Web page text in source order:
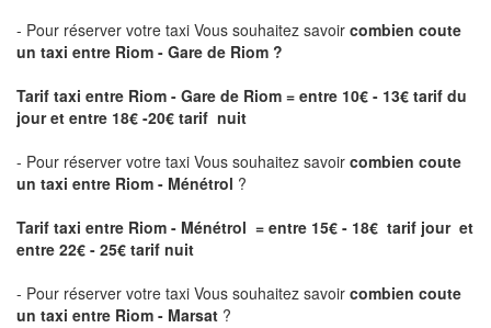
- Pour réserver votre taxi Vous souhaitez savoir combien coute
un taxi entre Riom - Gare de Riom ?
Tarif taxi entre Riom - Gare de Riom = entre 10€ - 13€ tarif du
jour et entre 18€ -20€ tarif nuit
- Pour réserver votre taxi Vous souhaitez savoir combien coute
un taxi entre Riom - Ménétrol ?
Tarif taxi entre Riom - Ménétrol = entre 15€ - 18€ tarif jour et
entre 22€ - 25€ tarif nuit
- Pour réserver votre taxi Vous souhaitez savoir combien coute
un taxi entre Riom - Marsat ?